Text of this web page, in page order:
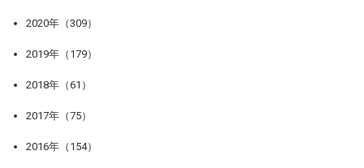
2020年（309）
2019年（179）
2018年（61）
2017年（75）
2016年（154）